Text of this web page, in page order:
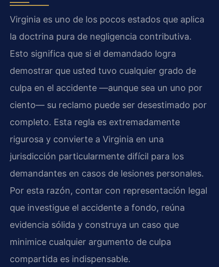
Virginia es uno de los pocos estados que aplica
la doctrina pura de negligencia contributiva.
Esto significa que si el demandado logra
demostrar que usted tuvo cualquier grado de
culpa en el accidente —aunque sea un uno por
ciento— su reclamo puede ser desestimado por
completo. Esta regla es extremadamente
rigurosa y convierte a Virginia en una
jurisdicción particularmente difícil para los
demandantes en casos de lesiones personales.
Por esta razón, contar con representación legal
que investigue el accidente a fondo, reúna
evidencia sólida y construya un caso que
minimice cualquier argumento de culpa
compartida es indispensable.